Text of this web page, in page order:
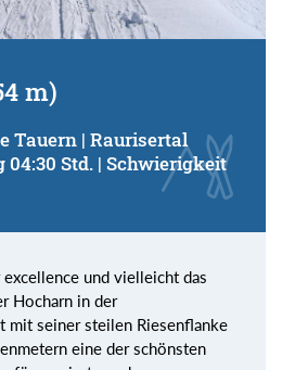
m)
Tauern | Raurisertal
04:30 Std. | Schwierigkeit
und vielleicht das
Hocharn in der
mit seiner steilen Riesenflanke
eine der schönsten